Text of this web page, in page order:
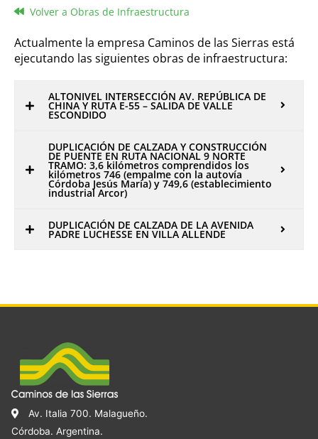
Volver a Obras de Infraestructura
Actualmente la empresa Caminos de las Sierras está
ejecutando las siguientes obras de infraestructura:
ALTONIVEL INTERSECCIÓN AV. REPÚBLICA DE
CHINA Y RUTA E-55 – SALIDA DE VALLE
ESCONDIDO
DUPLICACIÓN DE CALZADA Y CONSTRUCCIÓN
DE PUENTE EN RUTA NACIONAL 9 NORTE
TRAMO: 3,6 kilómetros comprendidos los
kilómetros 746 (empalme con la autovía
Córdoba Jesús María) y 749,6 (establecimiento
industrial Arcor)
DUPLICACIÓN DE CALZADA DE LA AVENIDA
PADRE LUCHESSE EN VILLA ALLENDE
Av. Italia 700. Malagueño.
Córdoba. Argentina.